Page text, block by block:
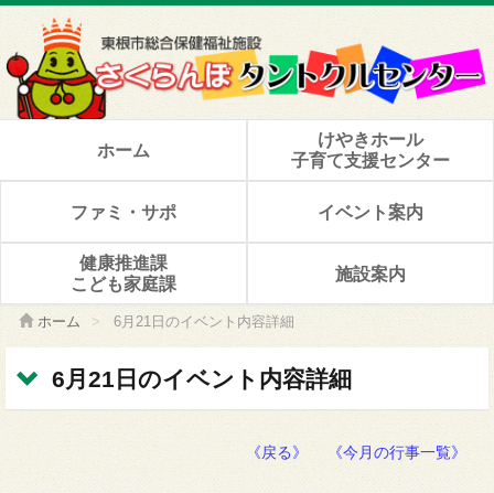
ホーム
けやきホール
子育て支援センター
ファミ・サポ イベント案内
健康推進課
こども家庭課
施設案内
ホーム > 6月21日のイベント内容詳細
6月21日のイベント内容詳細
《戻る》 《今月の行事一覧》